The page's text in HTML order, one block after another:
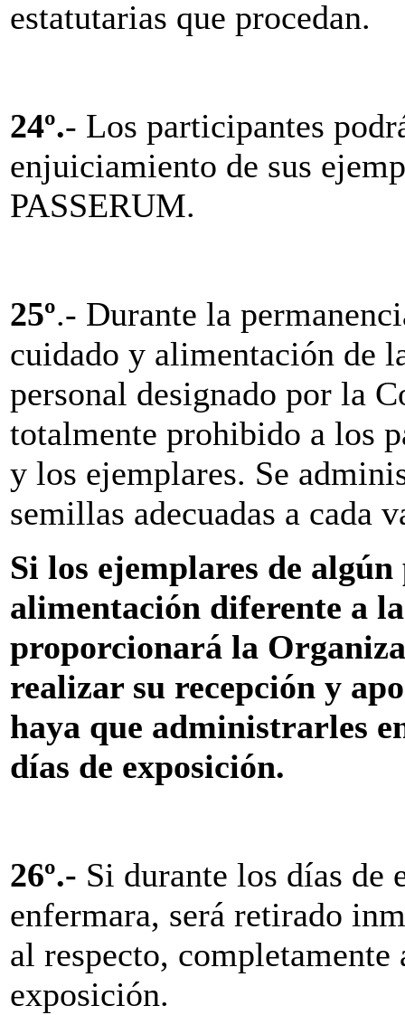
estatutarias que procedan.
24º.- Los participantes
enjuiciamiento de sus
PASSERUM.
25º.- Durante la
cuidado y alimentación de
personal designado por la
totalmente prohibido a los
y los ejemplares. Se
semillas adecuadas a cada
Si los ejemplares de
alimentación diferente a
proporcionará la
realizar su recepción y
haya que administrarles
días de exposición.
26º.- Si durante los días de
enfermara, será retirado
al respecto,
exposición.